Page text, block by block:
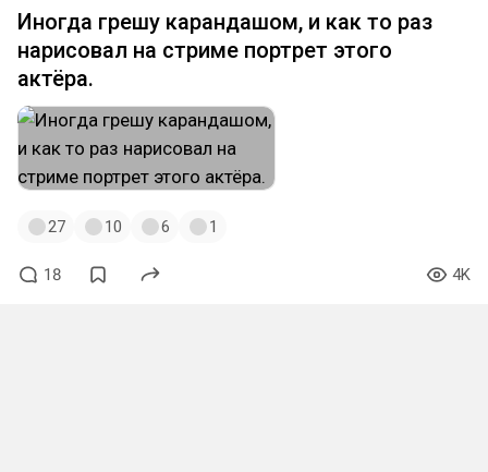
Иногда грешу карандашом, и как то раз
нарисовал на стриме портрет этого
актёра.
27 10 6 1
18 4K